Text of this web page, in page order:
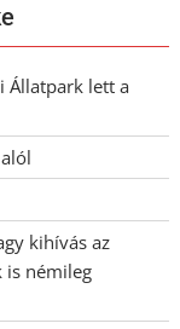
Állatpark lett a
kihívás az
is némileg